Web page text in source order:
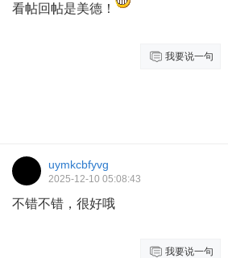
看帖回帖是美德！
我要说一句
uymkcbfyvg
2025-12-10 05:08:43
不错不错，很好哦
我要说一句